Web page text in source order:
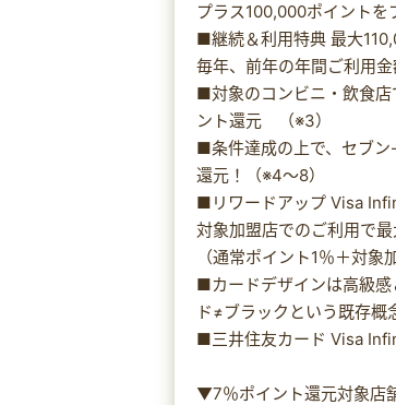
プラス100,000ポイント
■継続＆利用特典 最大
毎年、前年の年間ご利用
■対象のコンビニ・飲食店
ント還元 （※3）
■条件達成の上で、セブン
還元！（※4～8）
■リワードアップ Visa
対象加盟店でのご利用で最
（通常ポイント1％＋対象
■カードデザインは高級感
ド≠ブラックという既存概
■三井住友カード Visa
▼7％ポイント還元対象店